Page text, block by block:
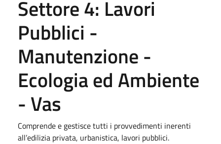
Settore 4: Lavori
Pubblici -
Manutenzione -
Ecologia ed Ambiente
- Vas
Comprende e gestisce tutti i provvedimenti inerenti
all’edilizia privata, urbanistica, lavori pubblici.